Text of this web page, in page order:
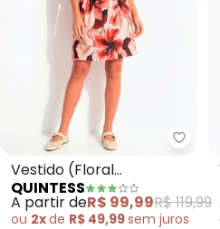
Vestido (Floral
Pincelado) em Malha Fria
QUINTESS
A partir deR$ 99,99R$ 119,99
ou 2xde R$ 49,99sem juros